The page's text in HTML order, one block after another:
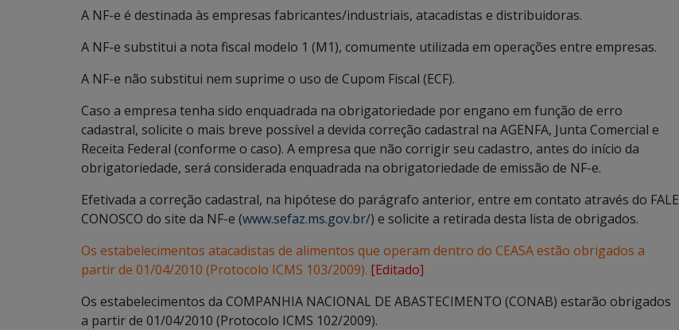
A NF-e é destinada às empresas fabricantes/industriais, atacadistas e distribuidoras.
A NF-e substitui a nota fiscal modelo 1 (M1), comumente utilizada em operações entre empresas.
A NF-e não substitui nem suprime o uso de Cupom Fiscal (ECF).
Caso a empresa tenha sido enquadrada na obrigatoriedade por engano em função de erro
cadastral, solicite o mais breve possível a devida correção cadastral na AGENFA, Junta Comercial e
Receita Federal (conforme o caso). A empresa que não corrigir seu cadastro, antes do início da
obrigatoriedade, será considerada enquadrada na obrigatoriedade de emissão de NF-e.
Efetivada a correção cadastral, na hipótese do parágrafo anterior, entre em contato através do FALE
CONOSCO do site da NF-e (www.sefaz.ms.gov.br/) e solicite a retirada desta lista de obrigados.
Os estabelecimentos atacadistas de alimentos que operam dentro do CEASA estão obrigados a
partir de 01/04/2010 (Protocolo ICMS 103/2009). [Editado]
Os estabelecimentos da COMPANHIA NACIONAL DE ABASTECIMENTO (CONAB) estarão obrigados
a partir de 01/04/2010 (Protocolo ICMS 102/2009).